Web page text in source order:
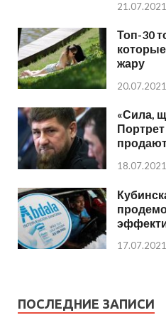
21.07.2021
Топ-30
жару
20.07.2021
«Сила,
18.07.2021
17.07.2021
ПОСЛЕДНИЕ ЗАПИСИ